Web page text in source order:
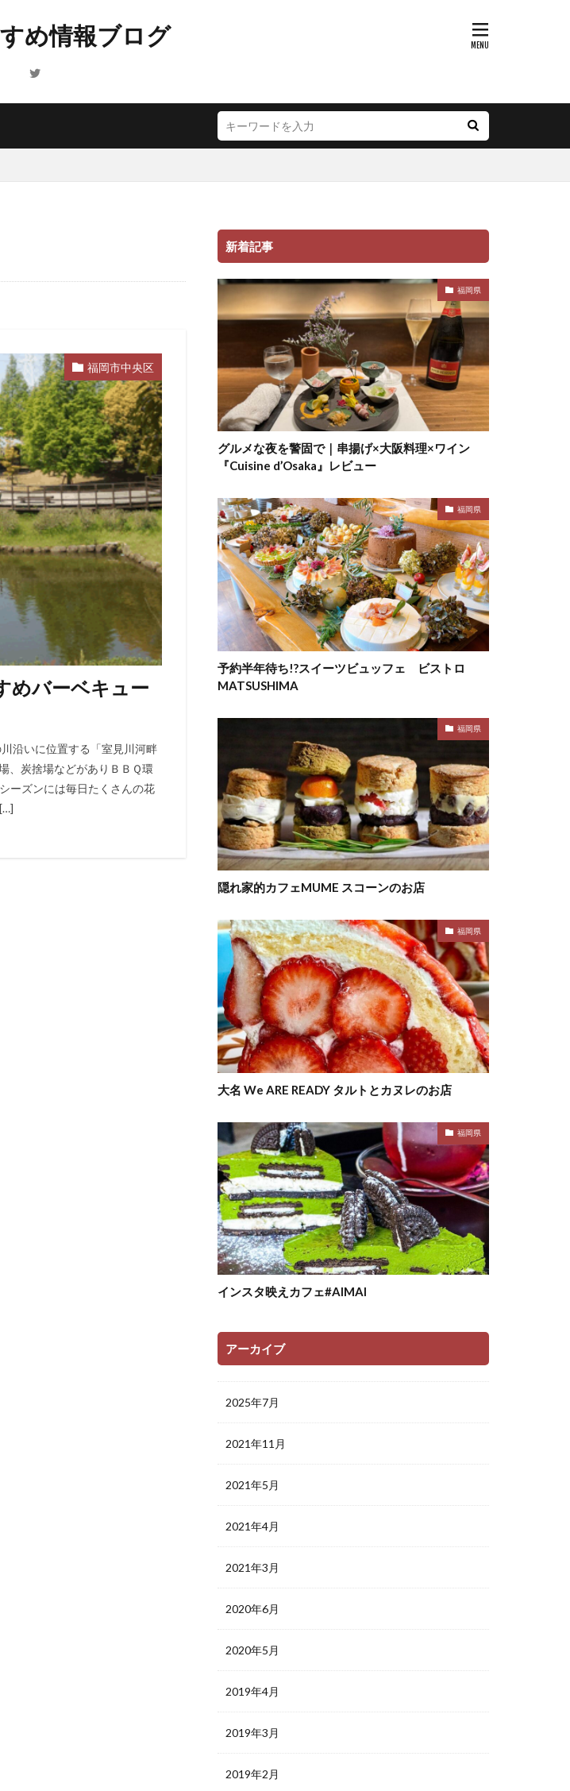
め情報ブログ
福岡市中央区
めバーベキュー
いに位置する「室見川河畔
、炭捨場などがありＢＢＱ環
ーズンには毎日たくさんの花
新着記事
福岡県
グルメな夜を警固で｜串揚げ×大阪料理×ワイン
『Cuisine d’Osaka』レビュー
福岡県
予約半年待ち!?スイーツビュッフェ ビストロ
MATSUSHIMA
福岡県
隠れ家的カフェMUME スコーンのお店
福岡県
大名 We ARE READY タルトとカヌレのお店
福岡県
インスタ映えカフェ#AIMAI
アーカイブ
2025年7月
2021年11月
2021年5月
2021年4月
2021年3月
2020年6月
2020年5月
2019年4月
2019年3月
2019年2月